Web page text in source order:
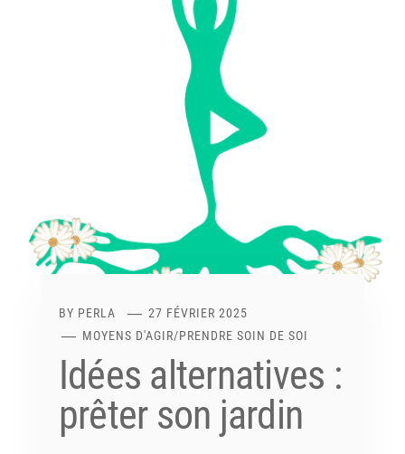
BY PERLA
27 FÉVRIER 2025
MOYENS D'AGIR/PRENDRE SOIN DE SOI
Idées alternatives :
prêter son jardin